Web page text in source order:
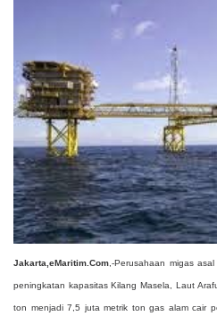
Jakarta,eMaritim.Com ,-Perusahaan migas
peningkatan kapasitas Kilang Masela, Laut
ton menjadi 7,5 juta metrik ton gas alam cair